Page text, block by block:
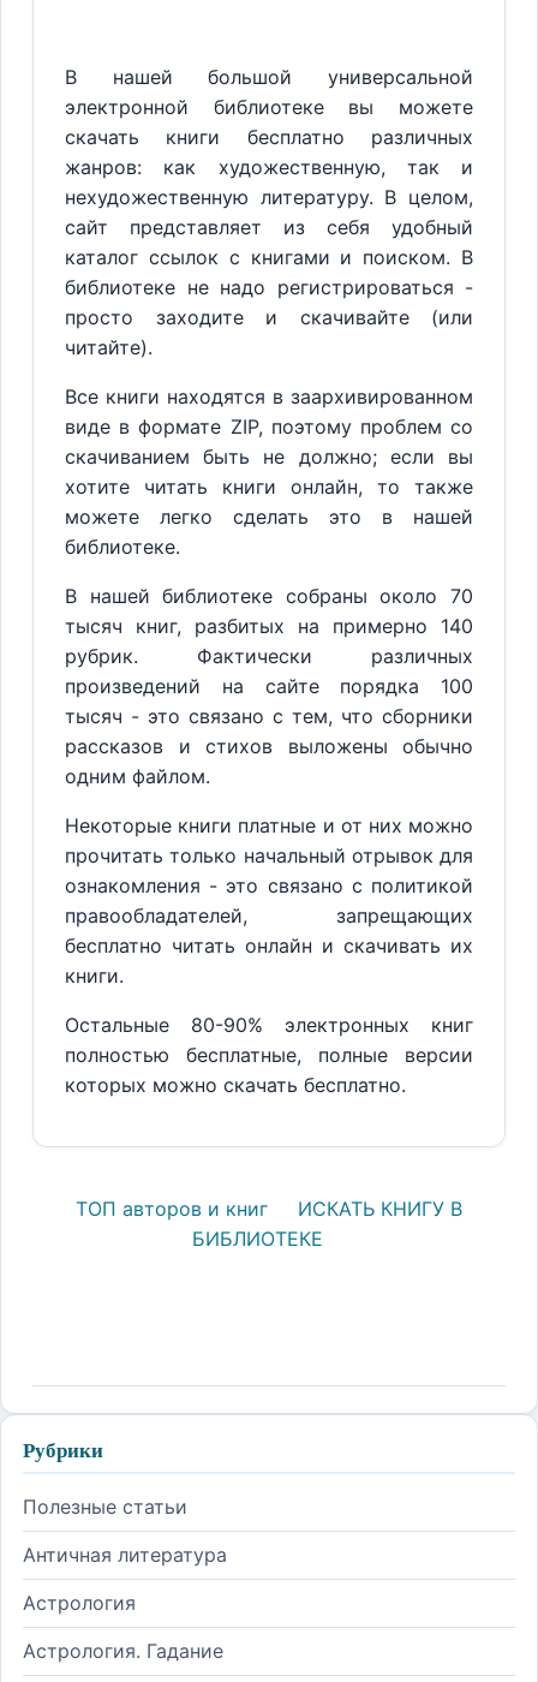
В нашей большой универсальной
электронной библиотеке вы можете
скачать книги бесплатно различных
жанров: как художественную, так и
нехудожественную литературу. В целом,
сайт представляет из себя удобный
каталог ссылок с книгами и поиском. В
библиотеке не надо регистрироваться -
просто заходите и скачивайте (или
читайте).
Все книги находятся в заархивированном
виде в формате ZIP, поэтому проблем со
скачиванием быть не должно; если вы
хотите читать книги онлайн, то также
можете легко сделать это в нашей
библиотеке.
В нашей библиотеке собраны около 70
тысяч книг, разбитых на примерно 140
рубрик. Фактически различных
произведений на сайте порядка 100
тысяч - это связано с тем, что сборники
рассказов и стихов выложены обычно
одним файлом.
Некоторые книги платные и от них можно
прочитать только начальный отрывок для
ознакомления - это связано с политикой
правообладателей, запрещающих
бесплатно читать онлайн и скачивать их
книги.
Остальные 80-90% электронных книг
полностью бесплатные, полные версии
которых можно скачать бесплатно.
ТОП авторов и книг
ИСКАТЬ КНИГУ В
БИБЛИОТЕКЕ
Рубрики
Полезные статьи
Античная литература
Астрология
Астрология. Гадание